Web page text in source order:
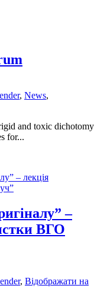
, News,
and toxic dichotomy
for...
–
ВГО
, Відображати на